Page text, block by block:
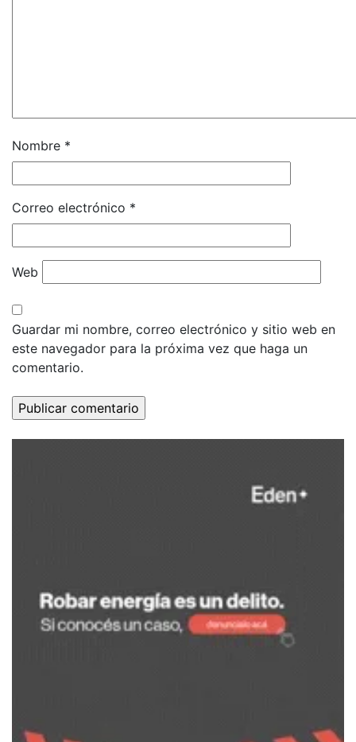
Nombre *
Correo electrónico *
Web
Guardar mi nombre, correo electrónico y sitio web en
este navegador para la próxima vez que haga un
comentario.